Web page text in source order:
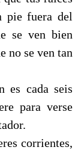
pie fuera del
se ven bien
no se ven tan
es cada seis
para verse
corrientes,